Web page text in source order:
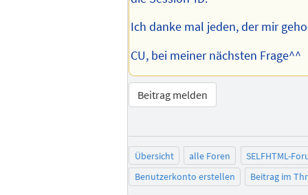
Ich danke mal jeden, der mir
CU, bei meiner nächsten Frage^^
Beitrag melden
Übersicht alle Foren
SELFHTML-
Benutzerkonto erstellen
Beitrag im